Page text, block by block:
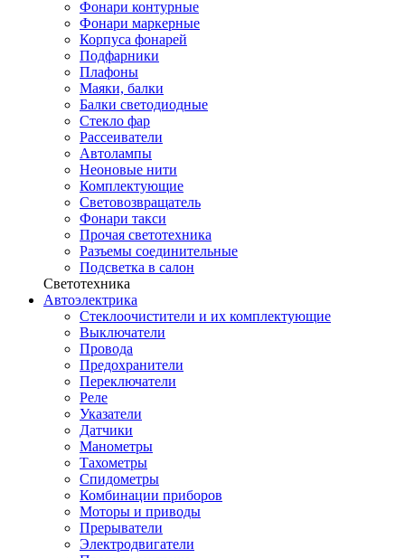
Фонари контурные
Фонари маркерные
Корпуса фонарей
Подфарники
Плафоны
Маяки, балки
Балки светодиодные
Стекло фар
Рассеиватели
Автолампы
Неоновые нити
Комплектующие
Световозвращатель
Фонари такси
Прочая светотехника
Разъемы соединительные
Подсветка в салон
Светотехника
Автоэлектрика
Стеклоочистители и их комплектующие
Выключатели
Провода
Предохранители
Переключатели
Реле
Указатели
Датчики
Манометры
Тахометры
Спидометры
Комбинации приборов
Моторы и приводы
Прерыватели
Электродвигатели